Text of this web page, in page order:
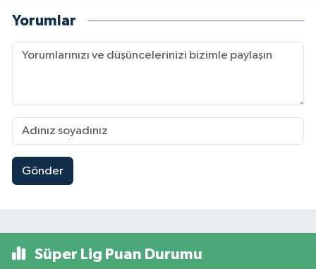
Yorumlar
Gönder
Süper Lig Puan Durumu